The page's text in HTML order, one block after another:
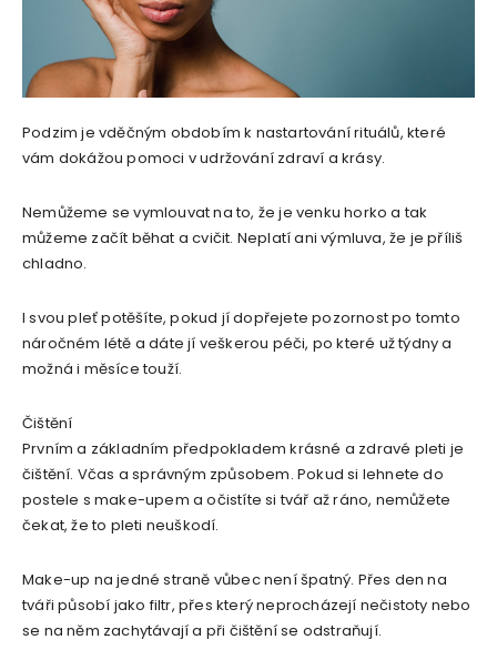
Podzim je vděčným obdobím k nastartování rituálů, které
vám dokážou pomoci v udržování zdraví a krásy.
Nemůžeme se vymlouvat na to, že je venku horko a tak
můžeme začít běhat a cvičit. Neplatí ani výmluva, že je příliš
chladno.
I svou pleť potěšíte, pokud jí dopřejete pozornost po tomto
náročném létě a dáte jí veškerou péči, po které už týdny a
možná i měsíce touží.
Čištění
Prvním a základním předpokladem krásné a zdravé pleti je
čištění. Včas a správným způsobem. Pokud si lehnete do
postele s make-upem a očistíte si tvář až ráno, nemůžete
čekat, že to pleti neuškodí.
Make-up na jedné straně vůbec není špatný. Přes den na
tváři působí jako filtr, přes který neprocházejí nečistoty nebo
se na něm zachytávají a při čištění se odstraňují.